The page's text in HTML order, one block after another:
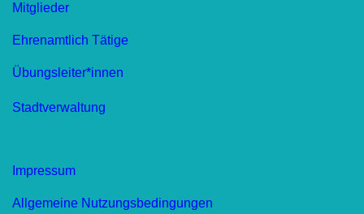
Mitglieder
Ehrenamtlich Tätige
Übungsleiter*innen
Stadtverwaltung
Impressum
Allgemeine Nutzungsbedingungen